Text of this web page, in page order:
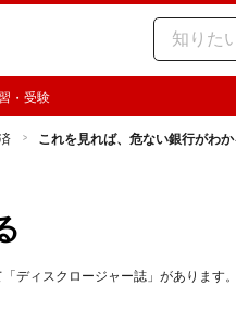
・受験
これを見れば、危ない銀行がわか
ディスクロージャー誌」があります